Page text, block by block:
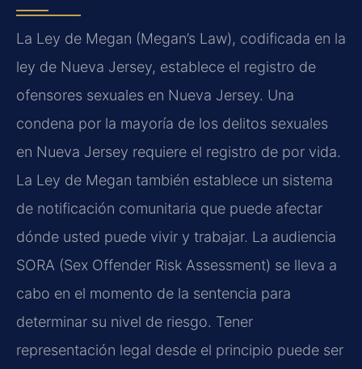
La Ley de Megan (Megan’s Law), codificada en la
ley de Nueva Jersey, establece el registro de
ofensores sexuales en Nueva Jersey. Una
condena por la mayoría de los delitos sexuales
en Nueva Jersey requiere el registro de por vida.
La Ley de Megan también establece un sistema
de notificación comunitaria que puede afectar
dónde usted puede vivir y trabajar. La audiencia
SORA (Sex Offender Risk Assessment) se lleva a
cabo en el momento de la sentencia para
determinar su nivel de riesgo. Tener
representación legal desde el principio puede ser